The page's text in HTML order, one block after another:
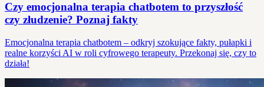
Czy emocjonalna terapia chatbotem to przyszłość
czy złudzenie? Poznaj fakty
Emocjonalna terapia chatbotem – odkryj szokujące fakty, pułapki i
realne korzyści AI w roli cyfrowego terapeuty. Przekonaj się, czy to
działa!